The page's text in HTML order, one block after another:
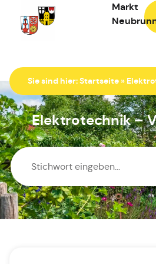
Markt
Zur Startseite
Sie sind hier:Startseite »
Elektrotechnik –